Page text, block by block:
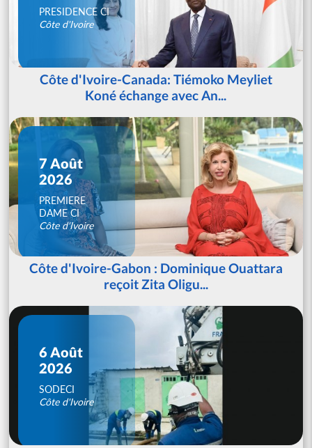
PRESIDENCE CI
Côte d'Ivoire
Côte d'Ivoire-Canada: Tiémoko Meyliet
Koné échange avec An...
7 Août
2026
PREMIERE
DAME CI
Côte d'Ivoire
Côte d'Ivoire-Gabon : Dominique Ouattara
reçoit Zita Oligu...
6 Août
2026
SODECI
Côte d'Ivoire